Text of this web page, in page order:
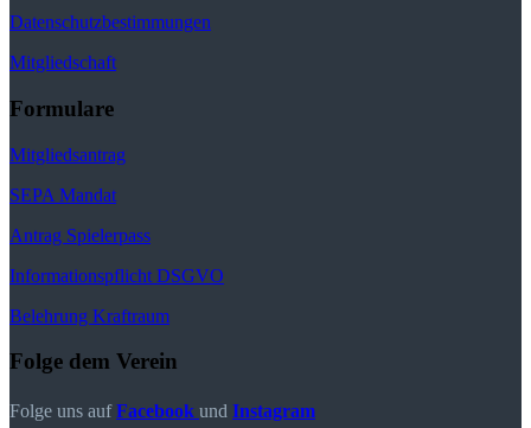
Datenschutzbestimmungen
Mitgliedschaft
Formulare
Mitgliedsantrag
SEPA Mandat
Antrag Spielerpass
Informationspflicht DSGVO
Belehrung Kraftraum
Folge dem Verein
Folge uns aufFacebook und Instagram